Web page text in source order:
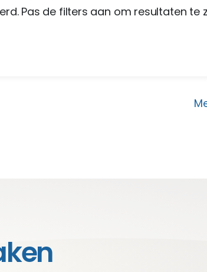
Pas de filters aan om resultaten te